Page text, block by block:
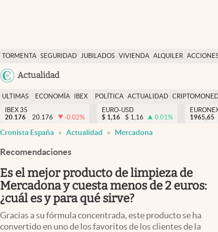
TORMENTA SEGURIDAD JUBILADOS VIVIENDA ALQUILER
USA
Actualidad
Economía y finanzas
Política
Actualidad
Criptomonedas
España
ULTIMAS
NOTICIAS
ECONOMÍA
FINANZAS
IBEX
EURO
POLÍTICA ACTUALIDAD
IBEX 35
20.176
20.176 -0.02%
EURO-USD
$ 1,16 $ 1,16 0.01%
1965,65
Cronista España Actualidad Mercadona
Recomendaciones
Es el mejor producto de limpieza de
Mercadona y cuesta menos de 2 euros:
¿cuál es y para qué sirve?
Gracias a su fórmula concentrada, este producto se ha
convertido en uno de los favoritos de los clientes de la